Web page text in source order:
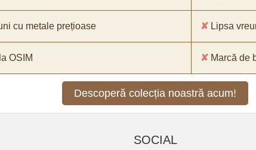
cu metale prețioase ✘ Lipsa
OSIM ✘ Marcă de
Descoperă colecția noastră acum!
SOCIAL